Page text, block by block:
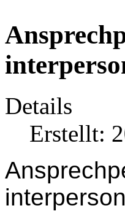
Details
Erstellt: